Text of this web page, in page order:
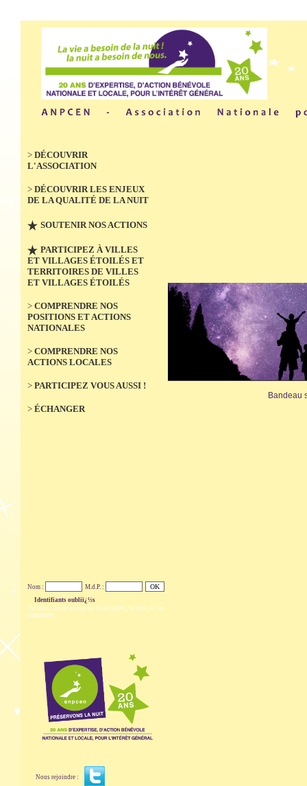
> DÉCOUVRIR
L'ASSOCIATION
> DÉCOUVRIR LES ENJEUX
DE LA QUALITÉ DE LA NUIT
SOUTENIR NOS ACTIONS
PARTICIPEZ À VILLES
ET VILLAGES ÉTOILÉS ET
TERRITOIRES DE VILLES
ET VILLAGES ÉTOILÉS
> COMPRENDRE NOS
POSITIONS ET ACTIONS
NATIONALES
> COMPRENDRE NOS
ACTIONS LOCALES
> PARTICIPEZ VOUS AUSSI !
> ÉCHANGER
Bandeau
Nom :
M.d.P. :
Identifiants oubliï¿½s
Cet accï¿½s ne concerne ni les adhï¿½rents, ni les
donateurs
Nous rejoindre :